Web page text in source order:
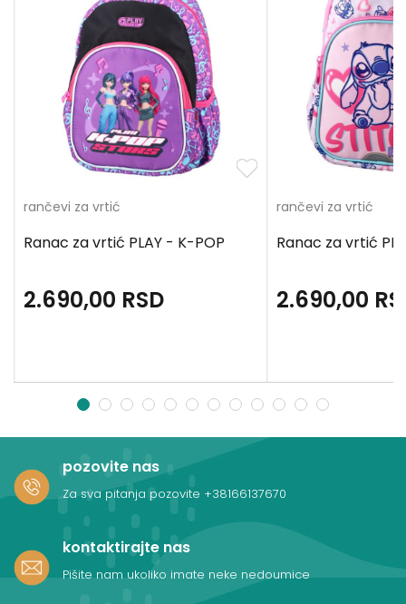
rančevi za vrtić
Ranac za vrtić PLAY - K-POP
2.690,00 RSD
rančevi za vrtić
Ranac za vrtić
2.690,00
1 2 3 4 5 6 7 8 9 10 11 12
pozovite nas
Za sva pitanja pozovite +38166137670
kontaktirajte nas
Pišite nam ukoliko imate neke nedoumice